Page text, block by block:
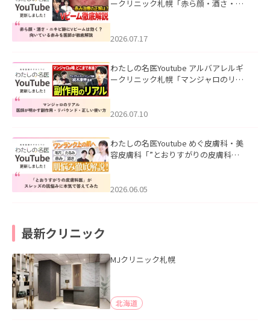
ークリニック札幌「赤ら顔・酒さ・ニ
した。
2026.07.17
わたしの名医Youtube アルバアレルギ
ークリニック札幌「マンジャロのリア
た。
2026.07.10
わたしの名医Youtube めぐ皮膚科・美
容皮膚科「”とおりすがりの皮膚科
2026.06.05
最新クリニック
MJクリニック札幌
北海道